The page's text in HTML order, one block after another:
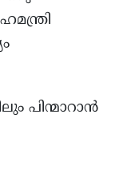
പിന്മാറാൻ